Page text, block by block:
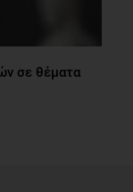
σε θέματα